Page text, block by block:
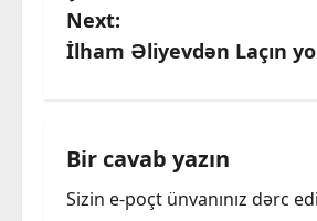
s
t
a
v
Next:
İlham Əliyevdən Laçın
Bir cavab yazın
Sizin e-poçt ünvanınız dərc